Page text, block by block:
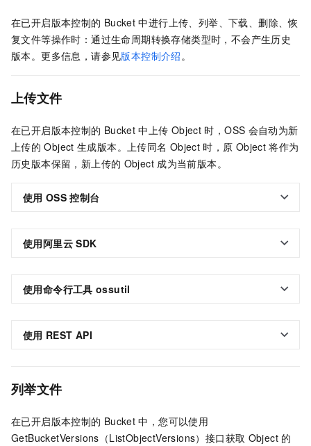
在已开启版本控制的 Bucket 中进行上传、列举、下载、删除、恢
复文件等操作时：通过生命周期转换存储类型时，不会产生历史
版本。更多信息，请参见版本控制介绍。
上传文件
在已开启版本控制的 Bucket 中上传 Object 时，OSS 会自动为新
上传的 Object 生成版本。上传同名 Object 时，原 Object 将作为
历史版本保留，新上传的 Object 成为当前版本。
使用 OSS 控制台
使用阿里云 SDK
使用命令行工具 ossutil
使用 REST API
列举文件
在已开启版本控制的 Bucket 中，您可以使用
GetBucketVersions（ListObjectVersions）接口获取 Object 的